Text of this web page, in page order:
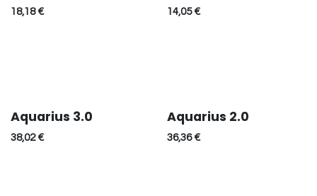
18,18€ 14,05€
Aquarius 3.0
38,02€
Aquarius 2.0
36,36€